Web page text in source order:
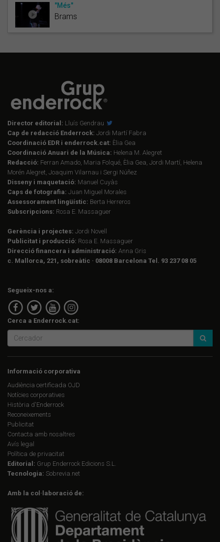
"Més"
Brams
Director editorial: Lluís Gendrau
Cap de redacció Enderrock: Jordi Martí Fabra
Coordinació EDR i enderrock.cat: Èlia Gea
Coordinació Anuari de la Música: Helena M. Alegret
Redacció: Ferran Amado, Maria Folqué, Èlia Gea, Jordi Martí, Helena
Morén Alegret, Joaquim Vilarnau i Sergi Núñez
Disseny i maquetació: Manuel Cuyàs
Caps de fotografia: Juan Miguel Morales
Assessorament lingüístic: Berta Herreros
Subscripcions: Rosa E. Massaguer
Gerència i projectes: Jordi Novell
Publicitat i producció: Rosa E. Massaguer
Direcció financera i administració: Anna Gris
c. Mallorca, 221, sobreàtic · 08008 Barcelona Tel. 93 237 08 05
Segueix-nos a:
Cerca a Enderrock.cat:
Informació corporativa
Audiència certificada OJD
Notícies corporatives
Història d'Enderrock
Reconeixements
Publicitat
Contacta amb nosaltres
Avís legal
Política de privacitat
Editorial: Grup Enderrock Edicions S.L.
Tecnologia: Sobrevia.net
Amb la col·laboració de: